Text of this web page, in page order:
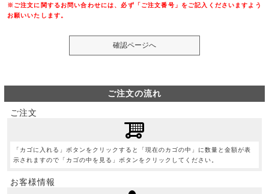
※ご注文に関するお問い合わせには、必ず「ご注文番号」をご記入くださいますよう
お願いいたします。
ご注文の流れ
ご注文
「カゴに入れる」ボタンをクリックすると「現在のカゴの中」に数量と金額が表
示されますので「カゴの中を見る」ボタンをクリックしてください。
お客様情報